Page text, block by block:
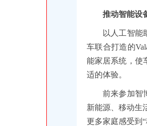
推动智能设
以人工智能
车联合打造的
能家居系统，使
适的体验。
前来参加智
新能源、移动生
更多家庭感受到